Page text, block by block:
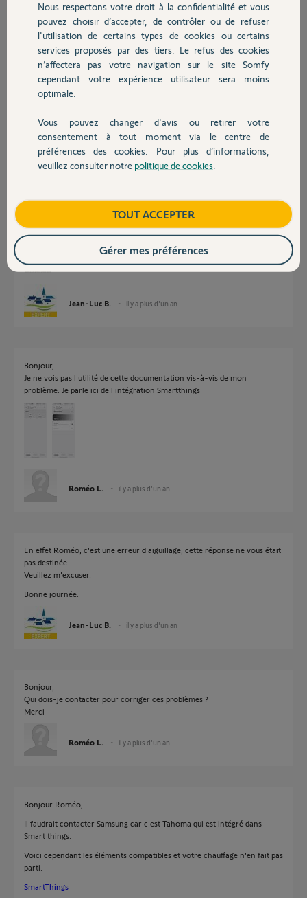
Chauffage
Autres produits
Devis avec un pro
Contact
plutôt déçu
Merci,
Roméo L.
il y a plus d'un an
Participer au fil de discussion
Réponses
7,1 Mo
Jean-Luc B. il y a plus d'un an
Bonjour,
Je ne vois pas l'utilité de cette documentation vis-à-vis de mon
problème. Je parle ici de l'intégration Smartthings
Roméo L. il y a plus d'un an
En effet Roméo, c'est une erreur d'aiguillage, cette réponse ne vous était
pas destinée.
Veuillez m'excuser.
Bonne journée.
Jean-Luc B. il y a plus d'un an
Bonjour,
Qui dois-je contacter pour corriger ces problèmes ?
Merci
Roméo L. il y a plus d'un an
Bonjour Roméo,
Il faudrait contacter Samsung car c'est Tahoma qui est intégré dans
Smart things.
Voici cependant les éléments compatibles et votre chauffage n'en fait pas
parti.
SmartThings
Nous respectons votre droit à la confidentialité et vous
pouvez choisir d’accepter, de contrôler ou de refuser
l'utilisation de certains types de cookies ou certains
services proposés par des tiers. Le refus des cookies
n’affectera pas votre navigation sur le site Somfy
cependant votre expérience utilisateur sera moins
optimale.
Vous pouvez changer d'avis ou retirer votre
consentement à tout moment via le centre de
préférences des cookies. Pour plus d’informations,
veuillez consulter notre politique de cookies
TOUT ACCEPTER
Gérer mes préférences